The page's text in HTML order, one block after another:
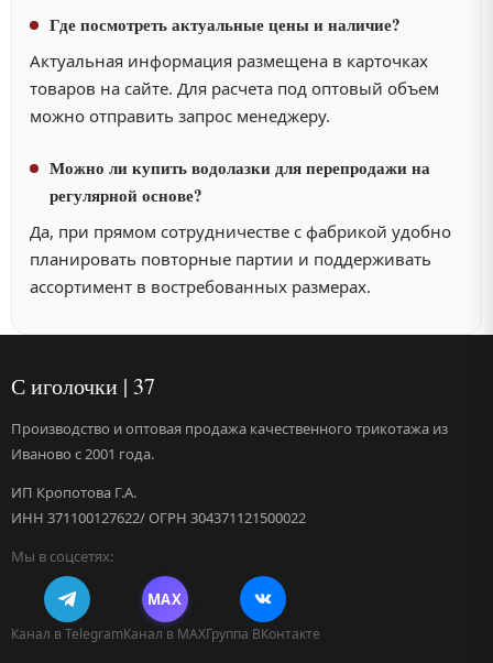
Где посмотреть актуальные цены и наличие?
Актуальная информация размещена в карточках
товаров на сайте. Для расчета под оптовый объем
можно отправить запрос менеджеру.
Можно ли купить водолазки для перепродажи на
регулярной основе?
Да, при прямом сотрудничестве с фабрикой удобно
планировать повторные партии и поддерживать
ассортимент в востребованных размерах.
С иголочки | 37
Производство и оптовая продажа качественного трикотажа из
Иваново с 2001 года.
ИП Кропотова Г.А.
ИНН 371100127622/ ОГРН 304371121500022
Мы в соцсетях:
Канал в Telegram
MAX
Канал в MAXГруппа ВКонтакте